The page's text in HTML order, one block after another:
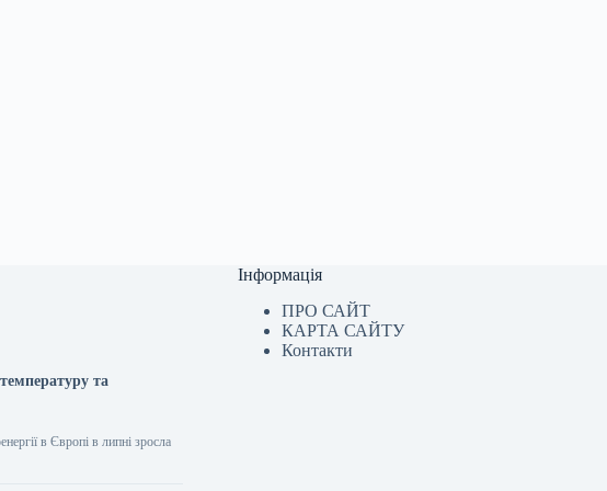
та
в Європі в липні зросла
Інформація
ПРО САЙТ
КАРТА САЙТУ
Контакти